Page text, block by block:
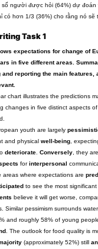
số người được hỏi (64%) dự đoán
có hơn 1/3 (36%) cho rằng nó sẽ
Task 1
expectations for change of
in five different areas.
reporting the main features,
chart illustrates the predictions
changes in five distinct aspects
youth are largely
and physicalwell-being ,
deteriorate .Conversely , they
forinterpersonal
areas where expectations are
to see the most significant
believe it will get worse,
Similar pessimism surrounds
and roughly 58% of young
. The outlook for food quality is
(approximately 52%) still